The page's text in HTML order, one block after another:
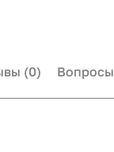
(0) Вопросы